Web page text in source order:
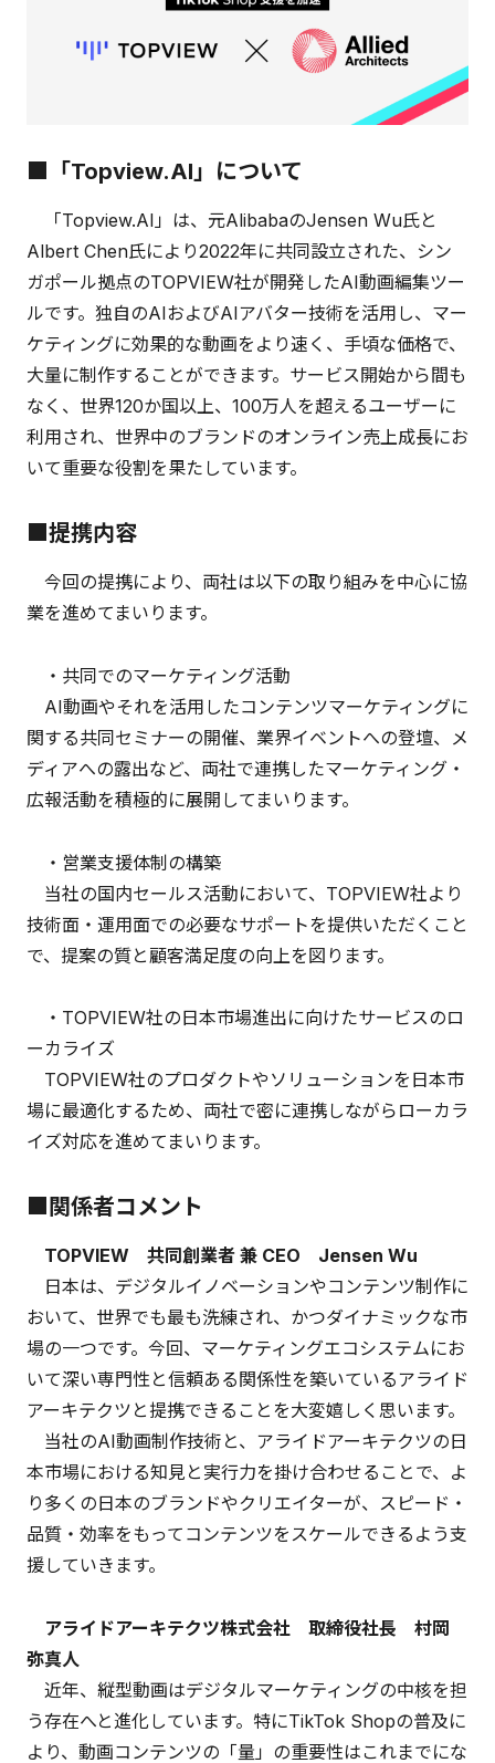
■「Topview.AI」について
「Topview.AI」は、元AlibabaのJensen Wu氏と
Albert Chen氏により2022年に共同設立された、シン
ガポール拠点のTOPVIEW社が開発したAI動画編集ツー
ルです。独自のAIおよびAIアバター技術を活用し、マー
ケティングに効果的な動画をより速く、手頃な価格で、
大量に制作することができます。サービス開始から間も
なく、世界120か国以上、100万人を超えるユーザーに
利用され、世界中のブランドのオンライン売上成長にお
いて重要な役割を果たしています。
■提携内容
今回の提携により、両社は以下の取り組みを中心に協
業を進めてまいります。
・共同でのマーケティング活動
AI動画やそれを活用したコンテンツマーケティングに
関する共同セミナーの開催、業界イベントへの登壇、メ
ディアへの露出など、両社で連携したマーケティング・
広報活動を積極的に展開してまいります。
・営業支援体制の構築
当社の国内セールス活動において、TOPVIEW社より
技術面・運用面での必要なサポートを提供いただくこと
で、提案の質と顧客満足度の向上を図ります。
・TOPVIEW社の日本市場進出に向けたサービスのロ
ーカライズ
TOPVIEW社のプロダクトやソリューションを日本市
場に最適化するため、両社で密に連携しながらローカラ
イズ対応を進めてまいります。
■関係者コメント
TOPVIEW 共同創業者 兼 CEO Jensen Wu
日本は、デジタルイノベーションやコンテンツ制作に
おいて、世界でも最も洗練され、かつダイナミックな市
場の一つです。今回、マーケティングエコシステムにお
いて深い専門性と信頼ある関係性を築いているアライド
アーキテクツと提携できることを大変嬉しく思います。
当社のAI動画制作技術と、アライドアーキテクツの日
本市場における知見と実行力を掛け合わせることで、よ
り多くの日本のブランドやクリエイターが、スピード・
品質・効率をもってコンテンツをスケールできるよう支
援していきます。
アライドアーキテクツ株式会社 取締役社長 村岡
弥真人
近年、縦型動画はデジタルマーケティングの中核を担
う存在へと進化しています。特にTikTok Shopの普及に
より、動画コンテンツの「量」の重要性はこれまでにな